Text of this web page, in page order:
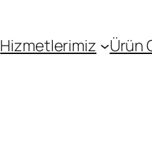
Hizmetlerimiz Ürün